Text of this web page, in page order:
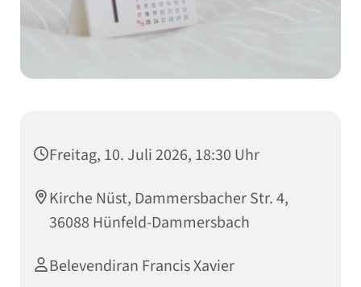
Freitag, 10. Juli 2026, 18:30 Uhr
Kirche Nüst, Dammersbacher Str. 4,
36088 Hünfeld-Dammersbach
Belevendiran Francis Xavier